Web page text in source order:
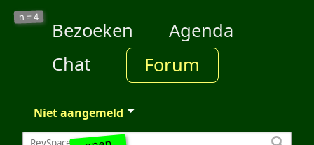
n =4
Bezoeken
Agenda
Chat
Forum
Niet aangemeld